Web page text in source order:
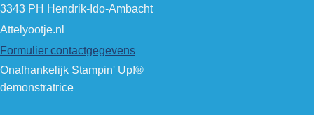
3343 PH Hendrik-Ido-Ambacht
Attelyootje.nl
Formulier contactgegevens
Onafhankelijk Stampin' Up!®
demonstratrice